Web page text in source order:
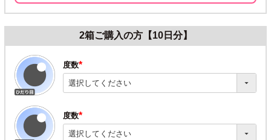
2箱ご購入の方【10日分】
度数
(必
須)
度数
(必
須)